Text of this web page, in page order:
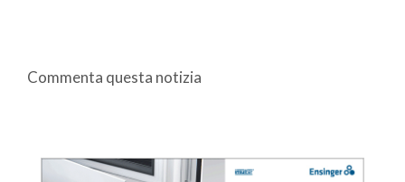
Commenta questa notizia